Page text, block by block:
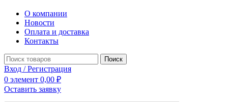
О компании
Новости
Оплата и доставка
Контакты
Поиск
Вход / Регистрация
0 элемент 0,00 ₽
Оставить заявку